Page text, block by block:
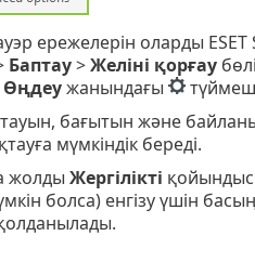
ережелерін оларды
Баптау>Желіні қорғау
Өңдеужанындағы
бағытын және
мүмкіндік береді.
жолды Жергілікті
болса) енгізу үшін